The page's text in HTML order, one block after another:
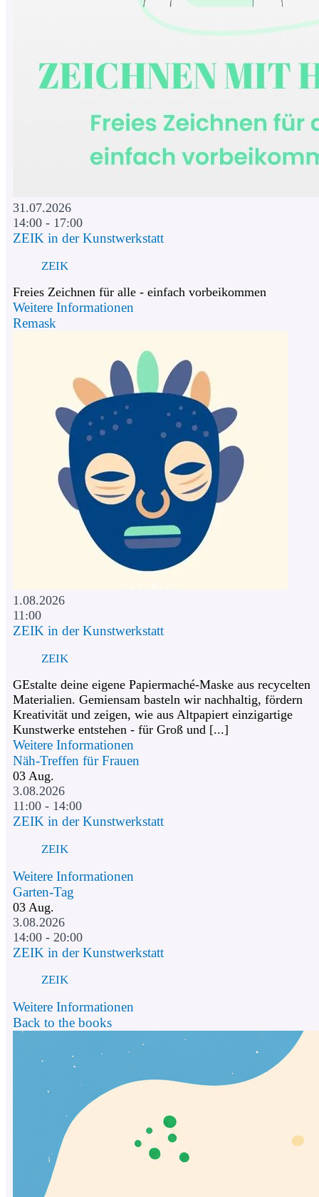
31.07.2026
14:00 - 17:00
ZEIK in der Kunstwerkstatt
ZEIK
Freies Zeichnen für alle - einfach vorbeikommen
Weitere Informationen
Remask
1.08.2026
11:00
ZEIK in der Kunstwerkstatt
ZEIK
GEstalte deine eigene Papiermaché-Maske aus recycelten
Materialien. Gemiensam basteln wir nachhaltig, fördern
Kreativität und zeigen, wie aus Altpapiert einzigartige
Kunstwerke entstehen - für Groß und [...]
Weitere Informationen
Näh-Treffen für Frauen
03 Aug.
3.08.2026
11:00 - 14:00
ZEIK in der Kunstwerkstatt
ZEIK
Weitere Informationen
Garten-Tag
03 Aug.
3.08.2026
14:00 - 20:00
ZEIK in der Kunstwerkstatt
ZEIK
Weitere Informationen
Back to the books